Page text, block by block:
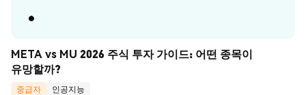
META vs MU 2026 주식 투자 가이드: 어떤 종목이
유망할까?
중급자
인공지능